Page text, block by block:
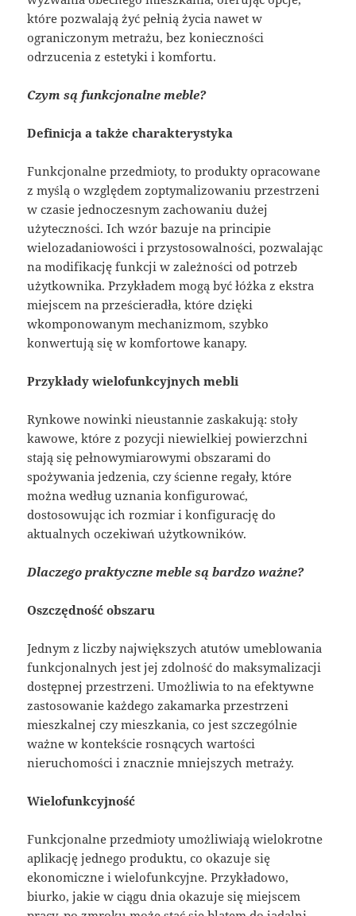
które pozwalają żyć pełnią życia nawet w
ograniczonym metrażu, bez konieczności
odrzucenia z estetyki i komfortu.
Czym są funkcjonalne meble?
Definicja a także charakterystyka
Funkcjonalne przedmioty, to produkty opracowane
z myślą o względem zoptymalizowaniu przestrzeni
w czasie jednoczesnym zachowaniu dużej
użyteczności. Ich wzór bazuje na principie
wielozadaniowości i przystosowalności, pozwalając
na modifikację funkcji w zależności od potrzeb
użytkownika. Przykładem mogą być łóżka z ekstra
miejscem na prześcieradła, które dzięki
wkomponowanym mechanizmom, szybko
konwertują się w komfortowe kanapy.
Przykłady wielofunkcyjnych mebli
Rynkowe nowinki nieustannie zaskakują: stoły
kawowe, które z pozycji niewielkiej powierzchni
stają się pełnowymiarowymi obszarami do
spożywania jedzenia, czy ścienne regały, które
można według uznania konfigurować,
dostosowując ich rozmiar i konfigurację do
aktualnych oczekiwań użytkowników.
Dlaczego praktyczne meble są bardzo ważne?
Oszczędność obszaru
Jednym z liczby największych atutów umeblowania
funkcjonalnych jest jej zdolność do maksymalizacji
dostępnej przestrzeni. Umożliwia to na efektywne
zastosowanie każdego zakamarka przestrzeni
mieszkalnej czy mieszkania, co jest szczególnie
ważne w kontekście rosnących wartości
nieruchomości i znacznie mniejszych metraży.
Wielofunkcyjność
Funkcjonalne przedmioty umożliwiają wielokrotne
aplikację jednego produktu, co okazuje się
ekonomiczne i wielofunkcyjne. Przykładowo,
biurko, jakie w ciągu dnia okazuje się miejscem